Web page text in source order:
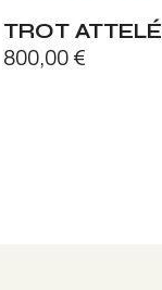
TROT ATTELÉ
800,00 €